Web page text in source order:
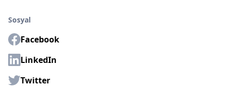
Sosyal
Facebook
LinkedIn
Twitter